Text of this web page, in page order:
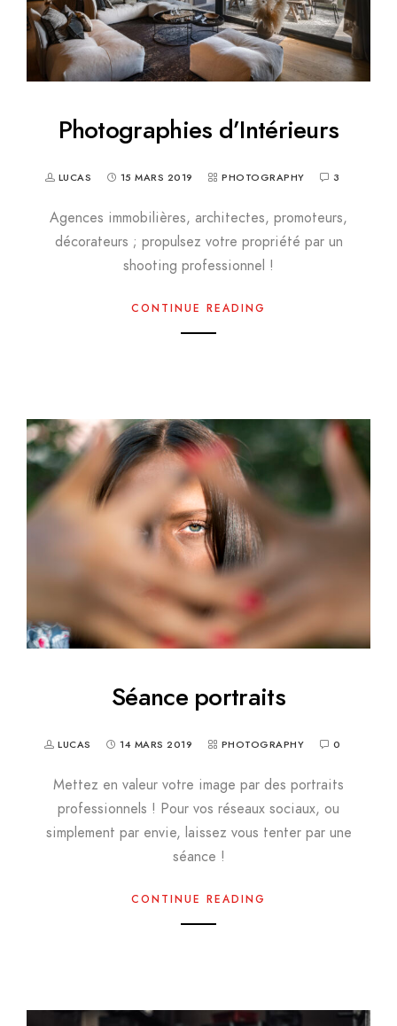
Photographies d’Intérieurs
LUCAS 15 MARS 2019 PHOTOGRAPHY 3
Agences immobilières, architectes, promoteurs,
décorateurs ; propulsez votre propriété par un
shooting professionnel !
CONTINUE READING
Séance portraits
LUCAS 14 MARS 2019 PHOTOGRAPHY 0
Mettez en valeur votre image par des portraits
professionnels ! Pour vos réseaux sociaux, ou
simplement par envie, laissez vous tenter par une
séance !
CONTINUE READING